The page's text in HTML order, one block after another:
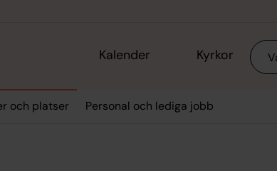
Kalender Kyrkor Sök
och platser Personal och lediga jobb